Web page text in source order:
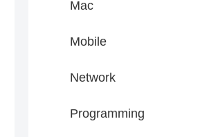
Mac
Mobile
Network
Programming